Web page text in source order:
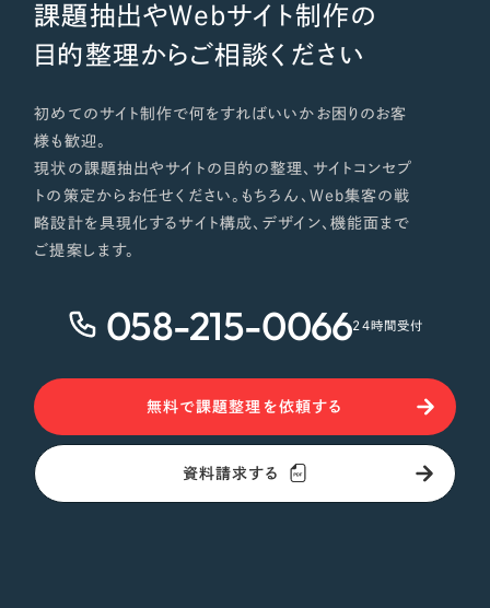
課題抽出やWebサイト制作の
目的整理からご相談ください
初めてのサイト制作で何をすればいいかお困りのお客
様も歓迎。
現状の課題抽出やサイトの目的の整理、サイトコンセプ
トの策定からお任せください。もちろん、Web集客の戦
略設計を具現化するサイト構成、デザイン、機能面まで
ご提案します。
058-215-006624時間受付
無料で課題整理を依頼する
資料請求する